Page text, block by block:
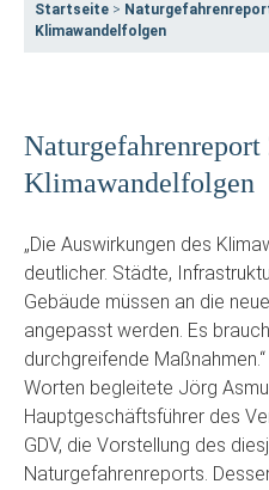
Startseite >
Klimawandelfolgen
Klimawandelfolgen
„Die Auswirkungen des
deutlicher. Städte,
Gebäude müssen an die
angepasst werden. Es
durchgreifende
Worten begleitete Jörg
Hauptgeschäftsführer des
GDV, die Vorstellung des
Naturgefahrenreports.